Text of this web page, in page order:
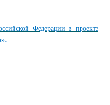
Федерации в проекте
.